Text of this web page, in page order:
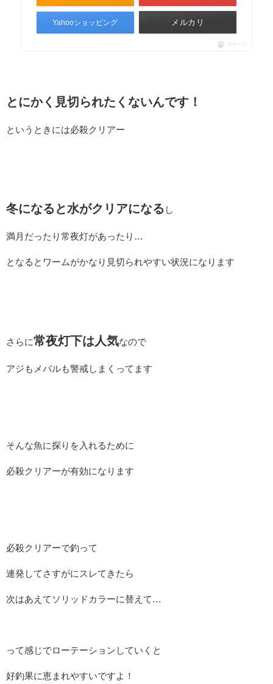
Yahooショッピング メルカリ
ポチップ
とにかく見切られたくないんです！
というときには必殺クリアー
冬になると水がクリアになる し
満月だったり常夜灯があったり…
となるとワームがかなり見切られやすい状況になります
さらに常夜灯下は人気なので
アジもメバルも警戒しまくってます
そんな魚に探りを入れるために
必殺クリアーが有効になります
必殺クリアーで釣って
連発してさすがにスレてきたら
次はあえてソリッドカラーに替えて…
って感じでローテーションしていくと
好釣果に恵まれやすいですよ！